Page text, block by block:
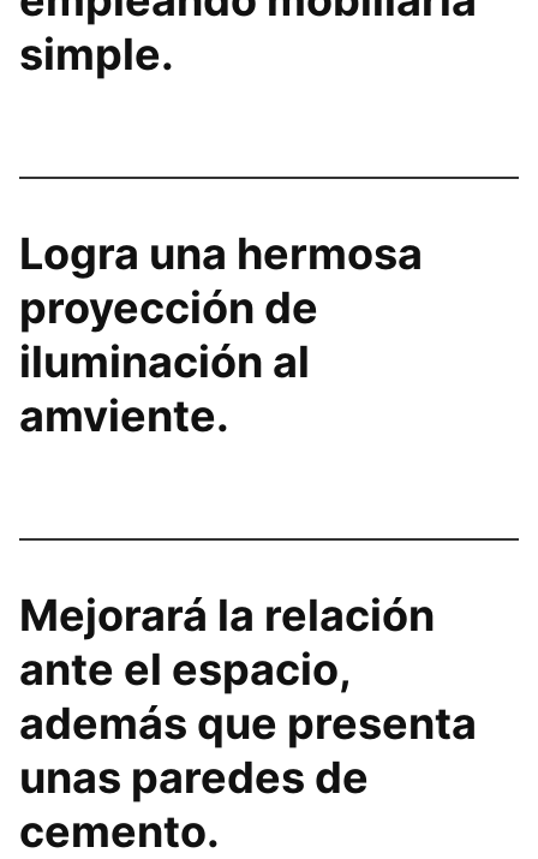
simple.
Logra una hermosa
proyección de
iluminación al
amviente.
Mejorará la relación
ante el espacio,
además que presenta
unas paredes de
cemento.